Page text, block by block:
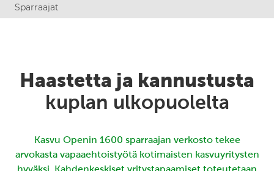
Sparraajat
Haastetta ja kannustusta
kuplan ulkopuolelta
Kasvu Openin 1600 sparraajan verkosto tekee
arvokasta vapaaehtoistyötä kotimaisten kasvuyritysten